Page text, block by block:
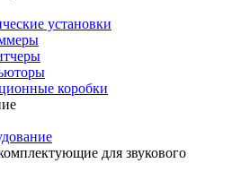
установки
коробки
для звукового